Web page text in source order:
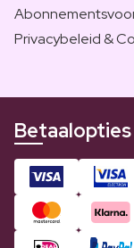
Privacybeleid &
Betaalopties